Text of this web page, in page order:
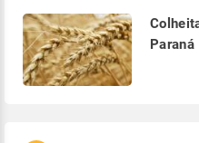
Paraná